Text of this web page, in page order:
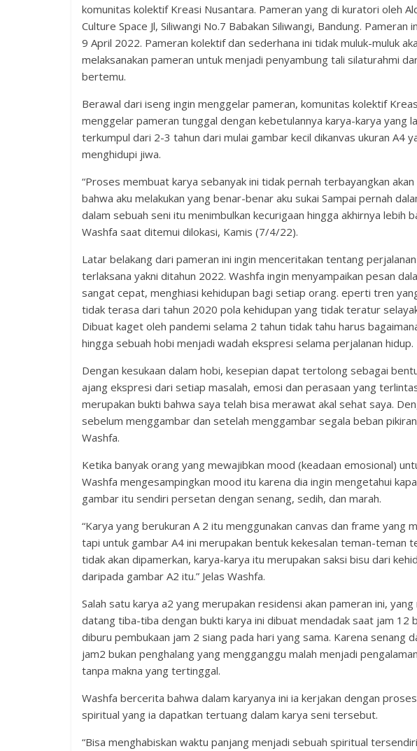
komunitas kolektif Kreasi Nusantara. Pameran yang di kuratori oleh
Culture Space Jl, Siliwangi No.7 Babakan Siliwangi, Bandung.
9 April 2022. Pameran kolektif dan sederhana ini tidak muluk-muluk
melaksanakan pameran untuk menjadi penyambung tali silaturahmi
bertemu.
Berawal dari iseng ingin menggelar pameran, komunitas kolektif
menggelar pameran tunggal dengan kebetulannya karya-karya yang
terkumpul dari 2-3 tahun dari mulai gambar kecil dikanvas ukuran A4
menghidupi jiwa.
“Proses membuat karya sebanyak ini tidak pernah terbayangkan
bahwa aku melakukan yang benar-benar aku sukai Sampai pernah
dalam sebuah seni itu menimbulkan kecurigaan hingga akhirnya lebih
Washfa saat ditemui dilokasi, Kamis (7/4/22).
Latar belakang dari pameran ini ingin menceritakan tentang
terlaksana yakni ditahun 2022. Washfa ingin menyampaikan pesan
sangat cepat, menghiasi kehidupan bagi setiap orang. eperti tren
tidak terasa dari tahun 2020 pola kehidupan yang tidak teratur
Dibuat kaget oleh pandemi selama 2 tahun tidak tahu harus
hingga sebuah hobi menjadi wadah ekspresi selama perjalanan hidup.
Dengan kesukaan dalam hobi, kesepian dapat tertolong sebagai
ajang ekspresi dari setiap masalah, emosi dan perasaan yang
merupakan bukti bahwa saya telah bisa merawat akal sehat saya.
sebelum menggambar dan setelah menggambar segala beban
Washfa.
Ketika banyak orang yang mewajibkan mood (keadaan emosional)
Washfa mengesampingkan mood itu karena dia ingin mengetahui
gambar itu sendiri persetan dengan senang, sedih, dan marah.
“Karya yang berukuran A 2 itu menggunakan canvas dan frame yang
tapi untuk gambar A4 ini merupakan bentuk kekesalan teman-teman
tidak akan dipamerkan, karya-karya itu merupakan saksi bisu dari
daripada gambar A2 itu.” Jelas Washfa.
Salah satu karya a2 yang merupakan residensi akan pameran ini,
datang tiba-tiba dengan bukti karya ini dibuat mendadak saat jam 12
diburu pembukaan jam 2 siang pada hari yang sama. Karena senang
jam2 bukan penghalang yang mengganggu malah menjadi
tanpa makna yang tertinggal.
Washfa bercerita bahwa dalam karyanya ini ia kerjakan dengan
spiritual yang ia dapatkan tertuang dalam karya seni tersebut.
“Bisa menghabiskan waktu panjang menjadi sebuah spiritual